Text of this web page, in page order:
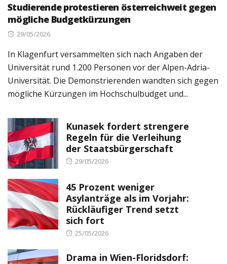
Studierende protestieren österreichweit gegen
mögliche Budgetkürzungen
Posted
29/05/2026
In Klagenfurt versammelten sich nach Angaben der
Universität rund 1.200 Personen vor der Alpen-Adria-
Universität. Die Demonstrierenden wandten sich gegen
mögliche Kürzungen im Hochschulbudget und...
Kunasek fordert strengere
Regeln für die Verleihung
der Staatsbürgerschaft
Posted
29/05/2026
45 Prozent weniger
Asylanträge als im Vorjahr:
Rückläufiger Trend setzt
sich fort
Posted
25/05/2026
Drama in Wien-Floridsdorf: